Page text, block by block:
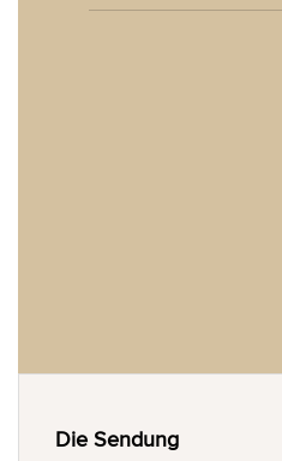
Die Sendung